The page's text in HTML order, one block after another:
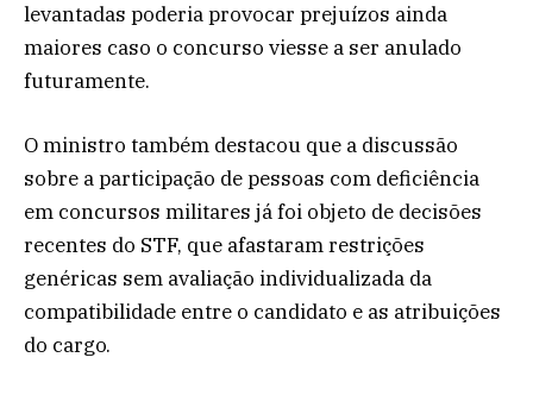
levantadas poderia provocar prejuízos ainda
maiores caso o concurso viesse a ser anulado
futuramente.
O ministro também destacou que a discussão
sobre a participação de pessoas com deficiência
em concursos militares já foi objeto de decisões
recentes do STF, que afastaram restrições
genéricas sem avaliação individualizada da
compatibilidade entre o candidato e as atribuições
do cargo.